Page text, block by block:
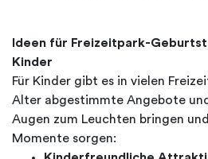
Ideen für Freizeitpark-
Kinder
Für Kinder gibt es in vielen
Alter abgestimmte Angebote
Augen zum Leuchten bringen
Momente sorgen: